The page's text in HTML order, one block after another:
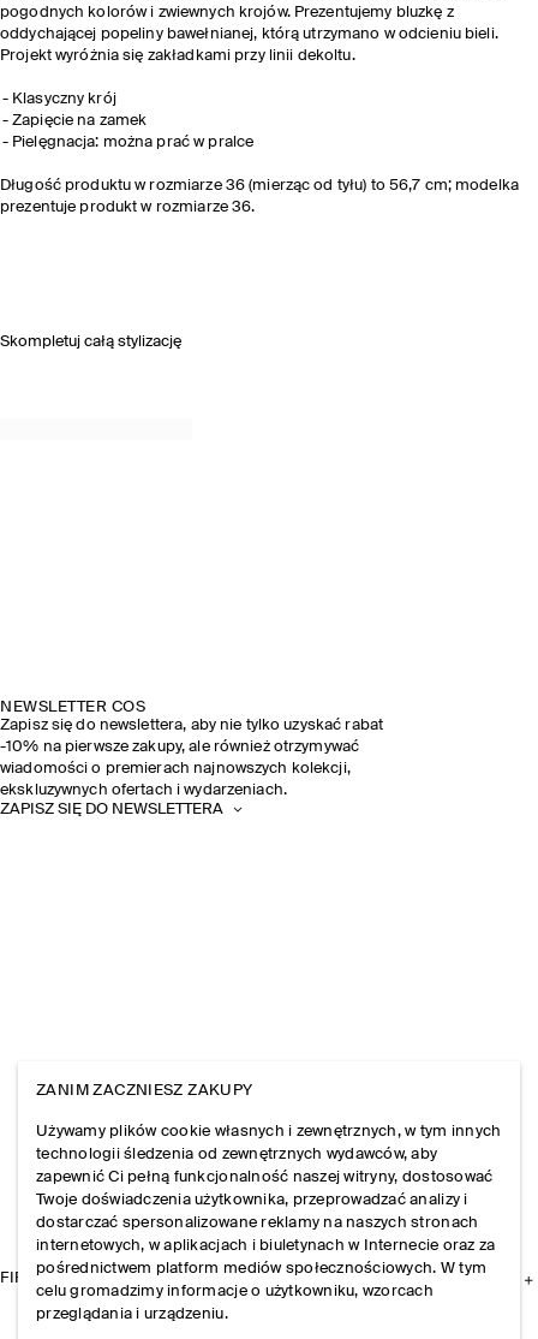
pogodnych kolorów i zwiewnych krojów. Prezentujemy bluzkę z
oddychającej popeliny bawełnianej, którą utrzymano w odcieniu bieli.
Projekt wyróżnia się zakładkami przy linii dekoltu.
Klasyczny krój
Zapięcie na zamek
Pielęgnacja: można prać w pralce
Długość produktu w rozmiarze 36 (mierząc od tyłu) to 56,7 cm; modelka
prezentuje produkt w rozmiarze 36.
Skompletuj całą stylizację
NEWSLETTER COS
Zapisz się do newslettera, aby nie tylko uzyskać rabat
-10% na pierwsze zakupy, ale również otrzymywać
wiadomości o premierach najnowszych kolekcji,
ekskluzywnych ofertach i wydarzeniach.
ZAPISZ SIĘ DO NEWSLETTERA
FIRMA
ZANIM ZACZNIESZ ZAKUPY
Używamy plików cookie własnych i zewnętrznych, w tym innych
technologii śledzenia od zewnętrznych wydawców, aby
zapewnić Ci pełną funkcjonalność naszej witryny, dostosować
Twoje doświadczenia użytkownika, przeprowadzać analizy i
dostarczać spersonalizowane reklamy na naszych stronach
internetowych, w aplikacjach i biuletynach w Internecie oraz za
pośrednictwem platform mediów społecznościowych. W tym
celu gromadzimy informacje o użytkowniku, wzorcach
przeglądania i urządzeniu.